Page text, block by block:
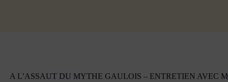
A L’ASSAUT DU MYTHE GAULOIS – ENTRETIEN AVEC